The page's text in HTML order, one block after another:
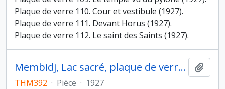
Plaque de verre 110. Cour et vestibule (1927).
Plaque de verre 111. Devant Horus (1927).
Plaque de verre 112. Le saint des Saints (1927).
Membidj, Lac sacré, plaque de verre 407
THM392 · Pièce · 1927